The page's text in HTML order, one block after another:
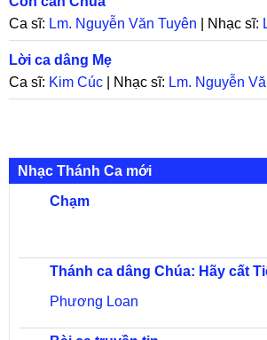
Ca sĩ: Lm. Nguyễn Văn Tuyên | Nhạc sĩ:
Tuyên
Lời ca dâng Mẹ
Ca sĩ: Kim Cúc | Nhạc sĩ: Lm. Nguyễn
Nhạc Thánh Ca mới
Chạm
Thánh ca dâng Chúa: Hãy cất
Phương Loan